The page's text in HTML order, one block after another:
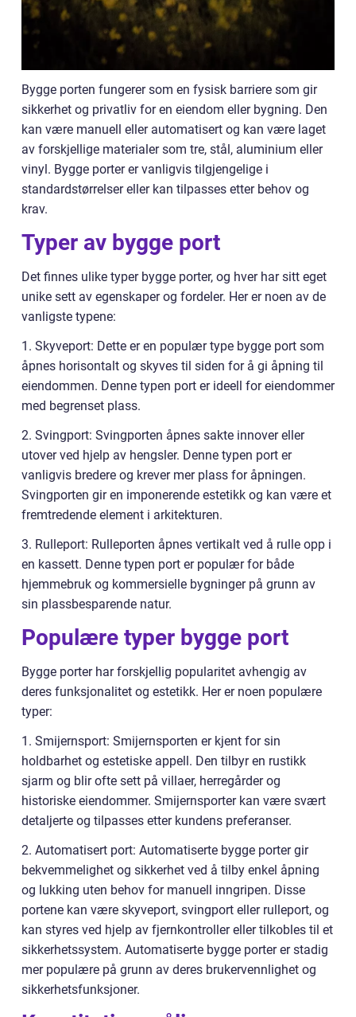
Bygge porten fungerer som en fysisk barriere som gir
sikkerhet og privatliv for en eiendom eller bygning. Den
kan være manuell eller automatisert og kan være laget
av forskjellige materialer som tre, stål, aluminium eller
vinyl. Bygge porter er vanligvis tilgjengelige i
standardstørrelser eller kan tilpasses etter behov og
krav.
Typer av bygge port
Det finnes ulike typer bygge porter, og hver har sitt eget
unike sett av egenskaper og fordeler. Her er noen av de
vanligste typene:
1. Skyveport: Dette er en populær type bygge port som
åpnes horisontalt og skyves til siden for å gi åpning til
eiendommen. Denne typen port er ideell for eiendommer
med begrenset plass.
2. Svingport: Svingporten åpnes sakte innover eller
utover ved hjelp av hengsler. Denne typen port er
vanligvis bredere og krever mer plass for åpningen.
Svingporten gir en imponerende estetikk og kan være et
fremtredende element i arkitekturen.
3. Rulleport: Rulleporten åpnes vertikalt ved å rulle opp i
en kassett. Denne typen port er populær for både
hjemmebruk og kommersielle bygninger på grunn av
sin plassbesparende natur.
Populære typer bygge port
Bygge porter har forskjellig popularitet avhengig av
deres funksjonalitet og estetikk. Her er noen populære
typer:
1. Smijernsport: Smijernsporten er kjent for sin
holdbarhet og estetiske appell. Den tilbyr en rustikk
sjarm og blir ofte sett på villaer, herregårder og
historiske eiendommer. Smijernsporter kan være svært
detaljerte og tilpasses etter kundens preferanser.
2. Automatisert port: Automatiserte bygge porter gir
bekvemmelighet og sikkerhet ved å tilby enkel åpning
og lukking uten behov for manuell inngripen. Disse
portene kan være skyveport, svingport eller rulleport, og
kan styres ved hjelp av fjernkontroller eller tilkobles til et
sikkerhetssystem. Automatiserte bygge porter er stadig
mer populære på grunn av deres brukervennlighet og
sikkerhetsfunksjoner.